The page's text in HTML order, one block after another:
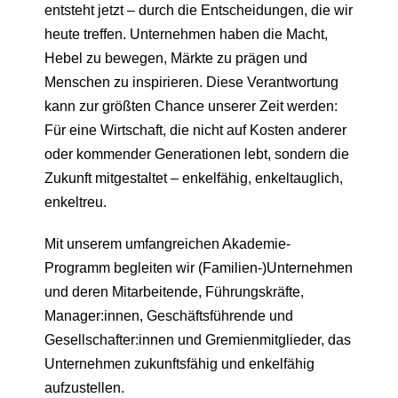
entsteht jetzt – durch die Entscheidungen, die wir
heute treffen. Unternehmen haben die Macht,
Hebel zu bewegen, Märkte zu prägen und
Menschen zu inspirieren. Diese Verantwortung
kann zur größten Chance unserer Zeit werden:
Für eine Wirtschaft, die nicht auf Kosten anderer
oder kommender Generationen lebt, sondern die
Zukunft mitgestaltet – enkelfähig, enkeltauglich,
enkeltreu.
Mit unserem umfangreichen Akademie-
Programm begleiten wir (Familien-)Unternehmen
und deren Mitarbeitende, Führungskräfte,
Manager:innen, Geschäftsführende und
Gesellschafter:innen und Gremienmitglieder, das
Unternehmen zukunftsfähig und enkelfähig
aufzustellen.